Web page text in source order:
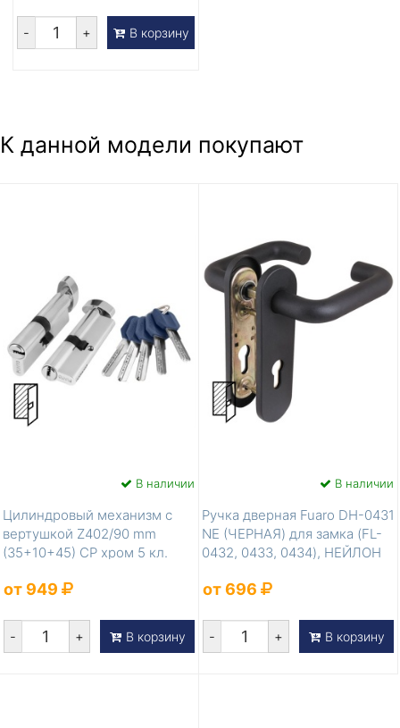
- + В корзину
К данной модели покупают
В наличии
Цилиндровый механизм с
вертушкой Z402/90 mm
(35+10+45) CP хром 5 кл.
от 949
- + В корзину
В наличии
Ручка дверная Fuaro DH-0431
NE (ЧЕРНАЯ) для замка (FL-
0432, 0433, 0434), НЕЙЛОН
от 696
- + В корзину